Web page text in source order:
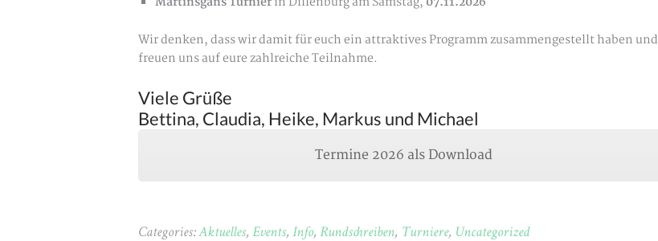
Wir denken, dass wir damit für euch ein attraktives Programm zusammengestellt haben und
freuen uns auf eure zahlreiche Teilnahme.
Viele Grüße
Bettina, Claudia, Heike, Markus und Michael
Termine 2026 als Download
Categories:Aktuelles, Events, Info, Rundschreiben, Turniere, Uncategorized